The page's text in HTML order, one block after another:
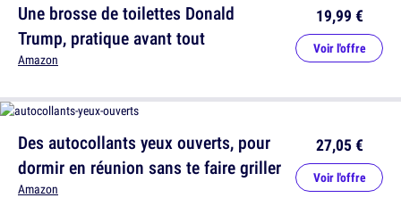
Des autocollants yeux ouverts, pour
dormir en réunion sans te faire griller
Amazon
27,05 €
Voir l'offre
Une brosse de toilettes Donald
Trump, pratique avant tout
Amazon
19,99 €
Voir l'offre